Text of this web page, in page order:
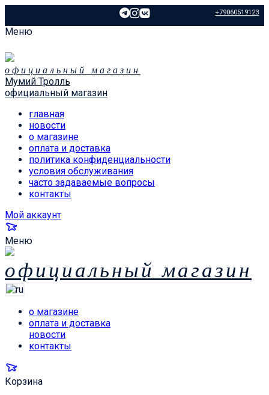
+79060519123
Меню
официальный магазин
Мумий Тролль
официальный магазин
главная
новости
о магазине
оплата и доставка
политика конфиденциальности
условия обслуживания
часто задаваемые вопросы
контакты
Мой аккаунт
Меню
официальный магазин
о магазине
оплата и доставка
новости
контакты
Корзина